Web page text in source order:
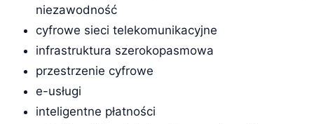
niezawodność
cyfrowe sieci telekomunikacyjne
infrastruktura szerokopasmowa
przestrzenie cyfrowe
e-usługi
inteligentne płatności